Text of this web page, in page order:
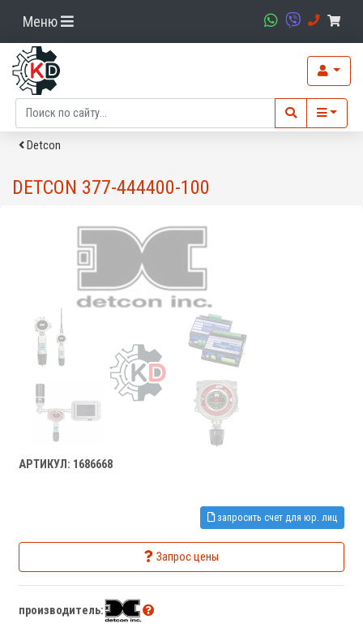
Меню
Detcon
DETCON 377-444400-100
АРТИКУЛ: 1686668
запросить счет для юр. лиц
Запрос цены
производитель: